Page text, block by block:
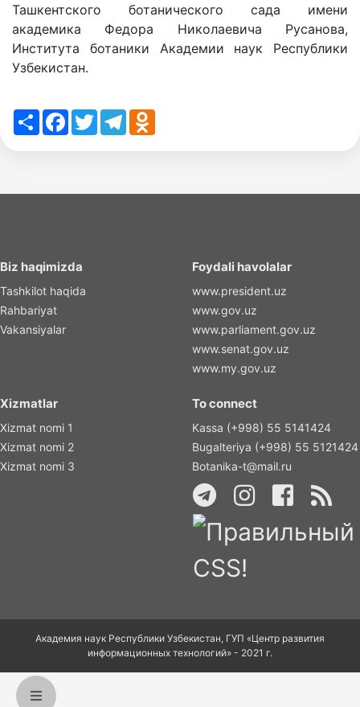
Ташкентского ботанического сада имени
академика Федора Николаевича Русанова,
Института ботаники Академии наук Республики
Узбекистан.
ShareFacebook
TwitterTelegramOdnoklassniki
Biz haqimizda
Tashkilot haqida
Rahbariyat
Vakansiyalar
Foydali havolalar
www.president.uz
www.gov.uz
www.parliament.gov.uz
www.senat.gov.uz
www.my.gov.uz
Xizmatlar
Xizmat nomi 1
Xizmat nomi 2
Xizmat nomi 3
To connect
Kassa (+998) 55 5141424
Bugalteriya (+998) 55 5121424
Botanika-t@mail.ru
Академия наук Республики Узбекистан, ГУП «Центр развития
информационных технологий» - 2021 г.